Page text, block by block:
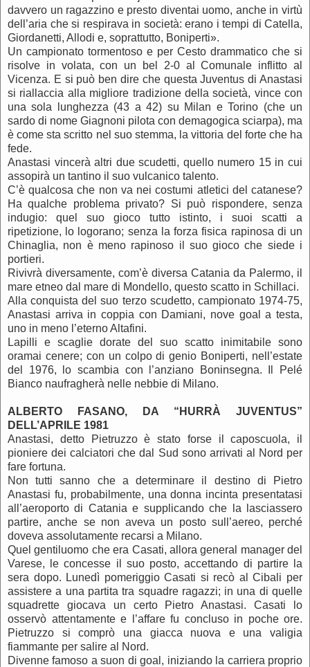
davvero un ragazzino e presto diventai uomo, anche in virtù
dell’aria che si respirava in società: erano i tempi di Catella,
Giordanetti, Allodi e, soprattutto, Boniperti».
Un campionato tormentoso e per Cesto drammatico che si
risolve in volata, con un bel 2-0 al Comunale inflitto al
Vicenza. E si può ben dire che questa Juventus di Anastasi
si riallaccia alla migliore tradizione della società, vince con
una sola lunghezza (43 a 42) su Milan e Torino (che un
sardo di nome Giagnoni pilota con demagogica sciarpa), ma
è come sta scritto nel suo stemma, la vittoria del forte che ha
fede.
Anastasi vincerà altri due scudetti, quello numero 15 in cui
assopirà un tantino il suo vulcanico talento.
C’è qualcosa che non va nei costumi atletici del catanese?
Ha qualche problema privato? Si può rispondere, senza
indugio: quel suo gioco tutto istinto, i suoi scatti a
ripetizione, lo logorano; senza la forza fisica rapinosa di un
Chinaglia, non è meno rapinoso il suo gioco che siede i
portieri.
Rivivrà diversamente, com’è diversa Catania da Palermo, il
mare etneo dal mare di Mondello, questo scatto in Schillaci.
Alla conquista del suo terzo scudetto, campionato 1974-75,
Anastasi arriva in coppia con Damiani, nove goal a testa,
uno in meno l’eterno Altafini.
Lapilli e scaglie dorate del suo scatto inimitabile sono
oramai cenere; con un colpo di genio Boniperti, nell’estate
del 1976, lo scambia con l’anziano Boninsegna. Il Pelé
Bianco naufragherà nelle nebbie di Milano.
ALBERTO FASANO, DA “HURRÀ JUVENTUS”
DELL’APRILE 1981
Anastasi, detto Pietruzzo è stato forse il caposcuola, il
pioniere dei calciatori che dal Sud sono arrivati al Nord per
fare fortuna.
Non tutti sanno che a determinare il destino di Pietro
Anastasi fu, probabilmente, una donna incinta presentatasi
all’aeroporto di Catania e supplicando che la lasciassero
partire, anche se non aveva un posto sull’aereo, perché
doveva assolutamente recarsi a Milano.
Quel gentiluomo che era Casati, allora general manager del
Varese, le concesse il suo posto, accettando di partire la
sera dopo. Lunedì pomeriggio Casati si recò al Cibali per
assistere a una partita tra squadre ragazzi; in una di quelle
squadrette giocava un certo Pietro Anastasi. Casati lo
osservò attentamente e l’affare fu concluso in poche ore.
Pietruzzo si comprò una giacca nuova e una valigia
fiammante per salire al Nord.
Divenne famoso a suon di goal, iniziando la carriera proprio